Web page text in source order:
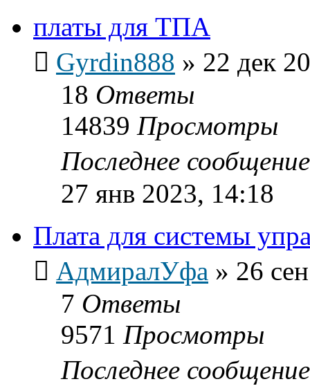
платы для ТПА
Gyrdin888 » 22 дек
18 Ответы
14839 Просмотры
Последнее
27 янв 2023, 14:18
Плата для системы
АдмиралУфа » 26
7 Ответы
9571 Просмотры
Последнее